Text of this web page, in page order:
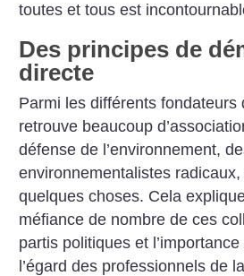
toutes et tous est
Des principes de
directe
Parmi les différents fondateurs
retrouve beaucoup
défense de l’environnement,
environnementalistes
quelques choses. Cela
méfiance de nombre de ces
partis politiques et
l’égard des professionnels de